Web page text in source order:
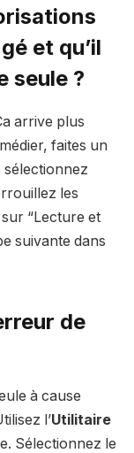
et qu’il
seule ?
arrive plus
faites un
sélectionnez
les
“Lecture et
suivante dans
de
à cause
l’Utilitaire
Sélectionnez le